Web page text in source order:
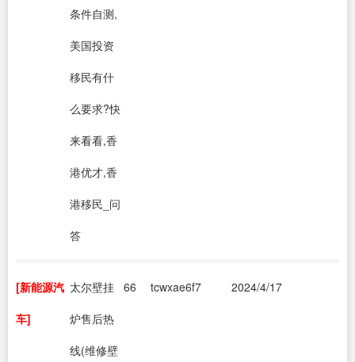
条件自测,
美国投资
移民有什
么要求?快
来看看,香
港优才,香
港移民_问
答
[新能源汽
车]
太尔壁挂
炉售后热
线(维修壁
66 tcwxae6f7 2024/4/17